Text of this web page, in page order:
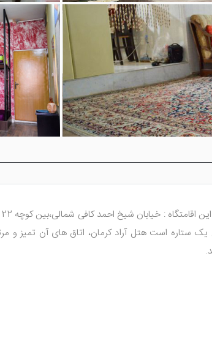
یک ستاره است هتل آراد کرمان، اتاق های آن